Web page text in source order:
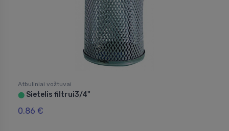
Atbuliniai vožtuvai
⬤ Sietelis filtrui3/4"
0.86 €